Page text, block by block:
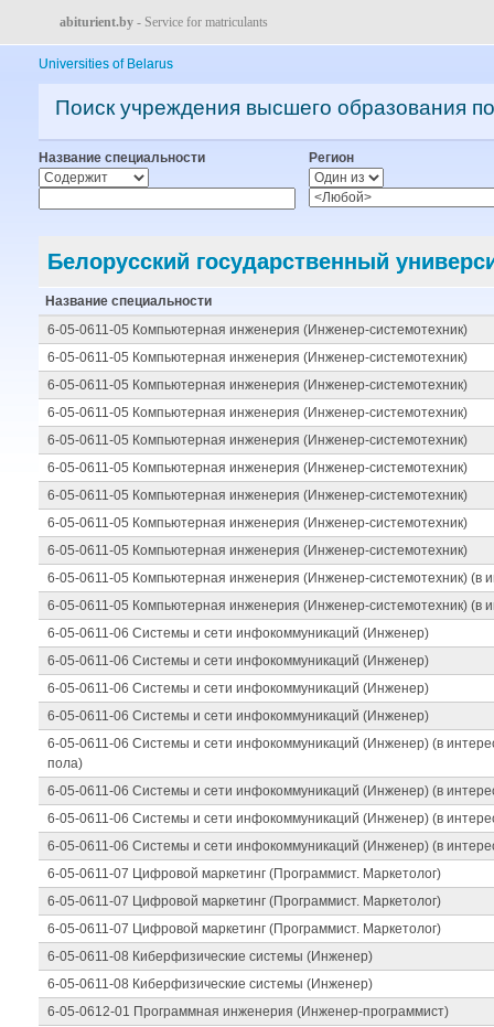
abiturient.by - Service for matriculants
Universities of Belarus
Поиск учреждения высшего образования
Название специальности Регион
Белорусский государственный
Название специальности
6-05-0611-05 Компьютерная инженерия (Инженер-системотехник)
6-05-0611-05 Компьютерная инженерия (Инженер-системотехник)
6-05-0611-05 Компьютерная инженерия (Инженер-системотехник)
6-05-0611-05 Компьютерная инженерия (Инженер-системотехник)
6-05-0611-05 Компьютерная инженерия (Инженер-системотехник)
6-05-0611-05 Компьютерная инженерия (Инженер-системотехник)
6-05-0611-05 Компьютерная инженерия (Инженер-системотехник)
6-05-0611-05 Компьютерная инженерия (Инженер-системотехник)
6-05-0611-05 Компьютерная инженерия (Инженер-системотехник)
6-05-0611-05 Компьютерная инженерия (Инженер-системотехник) (в
6-05-0611-05 Компьютерная инженерия (Инженер-системотехник) (в
6-05-0611-06 Системы и сети инфокоммуникаций (Инженер)
6-05-0611-06 Системы и сети инфокоммуникаций (Инженер)
6-05-0611-06 Системы и сети инфокоммуникаций (Инженер)
6-05-0611-06 Системы и сети инфокоммуникаций (Инженер)
6-05-0611-06 Системы и сети инфокоммуникаций (Инженер) (в
пола)
6-05-0611-06 Системы и сети инфокоммуникаций (Инженер) (в
6-05-0611-06 Системы и сети инфокоммуникаций (Инженер) (в
6-05-0611-06 Системы и сети инфокоммуникаций (Инженер) (в
6-05-0611-07 Цифровой маркетинг (Программист. Маркетолог)
6-05-0611-07 Цифровой маркетинг (Программист. Маркетолог)
6-05-0611-07 Цифровой маркетинг (Программист. Маркетолог)
6-05-0611-08 Киберфизические системы (Инженер)
6-05-0611-08 Киберфизические системы (Инженер)
6-05-0612-01 Программная инженерия (Инженер-программист)